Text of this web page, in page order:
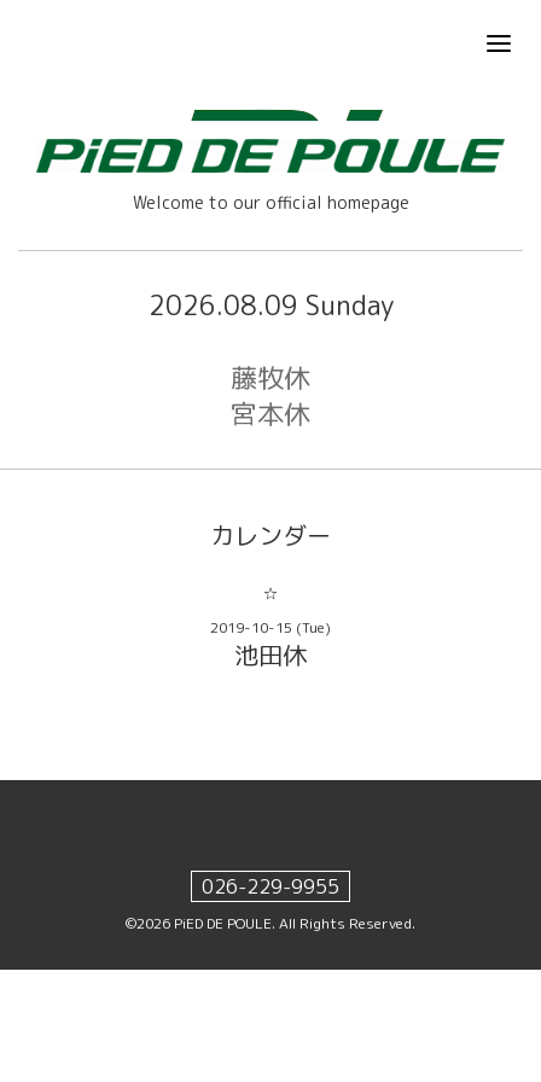
Welcome to our official homepage
2026.08.09 Sunday
藤牧休
宮本休
カレンダー
☆
2019-10-15 (Tue)
池田休
026-229-9955
©2026 PiED DE POULE. All Rights Reserved.